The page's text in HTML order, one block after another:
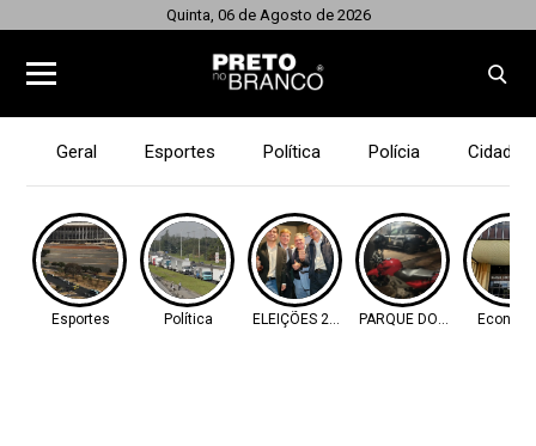
Quinta, 06 de Agosto de 2026
Geral Esportes Política Polícia Cidades
Esportes Política ELEIÇÕES 2026 PARQUE DOS IPÊS